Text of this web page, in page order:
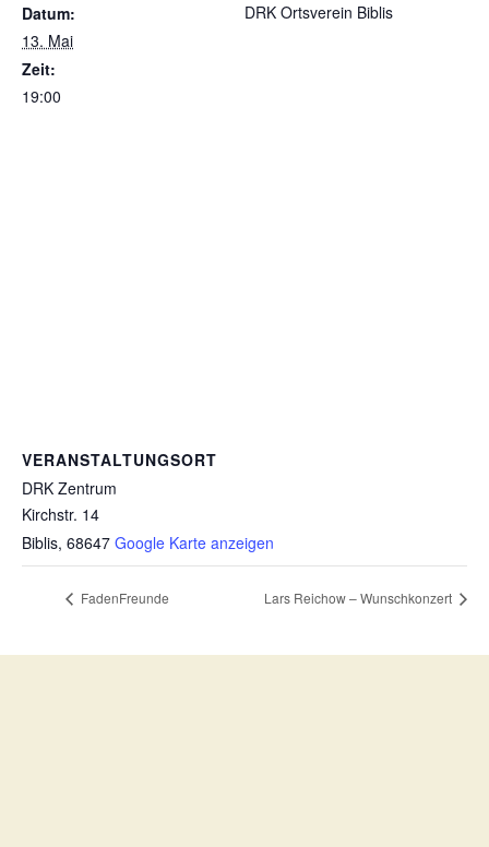
Datum:
13. Mai
Zeit:
19:00
DRK Ortsverein Biblis
VERANSTALTUNGSORT
DRK Zentrum
Kirchstr. 14
Biblis, 68647 Google Karte anzeigen
FadenFreunde Lars Reichow – Wunschkonzert